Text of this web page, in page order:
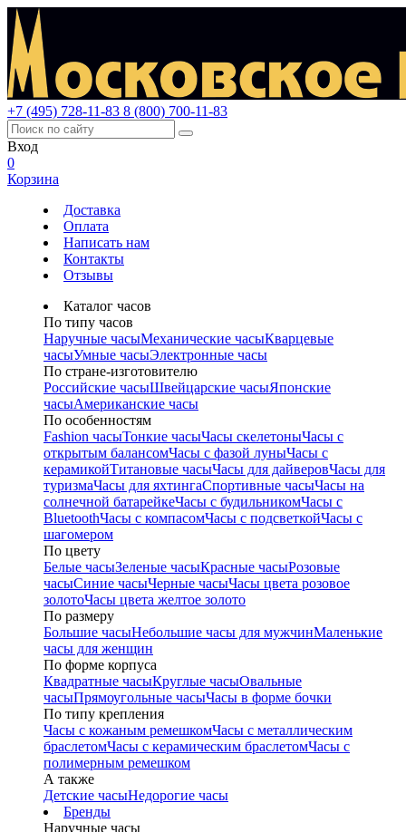
+7 (495) 728-11-83 8 (800) 700-11-83
Вход
0
Корзина
Доставка
Оплата
Написать нам
Контакты
Отзывы
Каталог часов
По типу часов
Наручные часыМеханические часыКварцевые
часыУмные часыЭлектронные часы
По стране-изготовителю
Российские часыШвейцарские часыЯпонские
часыАмериканские часы
По особенностям
Fashion часыТонкие часыЧасы скелетоныЧасы с
открытым балансомЧасы с фазой луныЧасы с
керамикойТитановые часыЧасы для дайверовЧасы для
туризмаЧасы для яхтингаСпортивные часыЧасы на
солнечной батарейкеЧасы с будильникомЧасы с
BluetoothЧасы с компасомЧасы с подсветкойЧасы с
шагомером
По цвету
Белые часыЗеленые часыКрасные часыРозовые
часыСиние часыЧерные часыЧасы цвета розовое
золотоЧасы цвета желтое золото
По размеру
Большие часыНебольшие часы для мужчинМаленькие
часы для женщин
По форме корпуса
Квадратные часыКруглые часыОвальные
часыПрямоугольные часыЧасы в форме бочки
По типу крепления
Часы с кожаным ремешкомЧасы с металлическим
браслетомЧасы с керамическим браслетомЧасы с
полимерным ремешком
А также
Детские часыНедорогие часы
Бренды
Наручные часы